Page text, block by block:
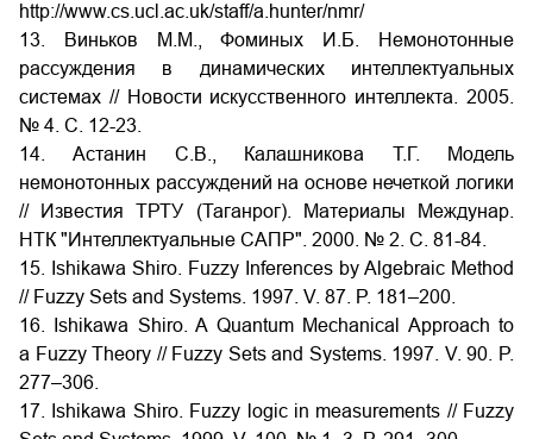
http://www.cs.ucl.ac.uk/staff/a.hunter/nmr/
13. Виньков M.M., Фоминых И.Б. Немонотонные
рассуждения в динамических интеллектуальных
системах // Новости искусственного интеллекта. 2005.
№ 4. С. 12-23.
14. Астанин С.В., Калашникова Т.Г. Модель
немонотонных рассуждений на основе нечеткой логики
// Известия ТРТУ (Таганрог). Материалы Междунар.
НТК "Интеллектуальные САПР". 2000. № 2. С. 81-84.
15. Ishikawa Shiro. Fuzzy Inferences by Algebraic Method
// Fuzzy Sets and Systems. 1997. V. 87. P. 181–200.
16. Ishikawa Shiro. A Quantum Mechanical Approach to
a Fuzzy Theory // Fuzzy Sets and Systems. 1997. V. 90. P.
277–306.
17. Ishikawa Shiro. Fuzzy logic in measurements // Fuzzy